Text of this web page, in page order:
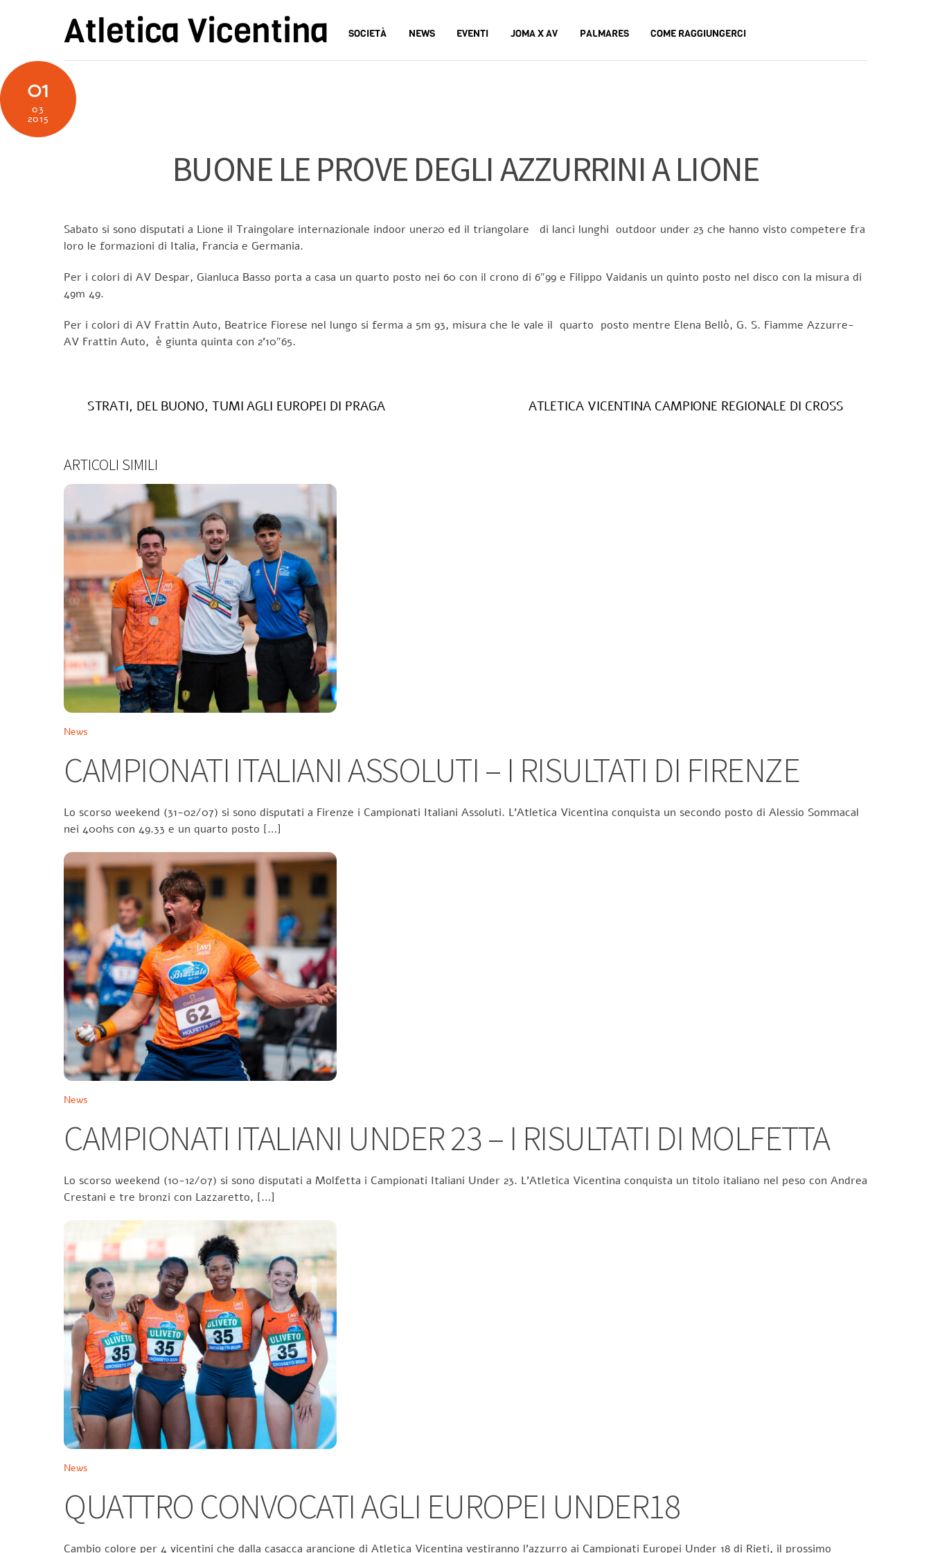
Atletica Vicentina SOCIETÀ NEWS EVENTI JOMA X AV PALMARES COME RAGGIUNGERCI
01
03
2015
BUONE LE PROVE DEGLI AZZURRINI A LIONE
Sabato si sono disputati a Lione il Traingolare internazionale indoor uner20 ed il triangolare di lanci lunghi outdoor under 23 che hanno visto competere fra
loro le formazioni di Italia, Francia e Germania.
Per i colori di AV Despar, Gianluca Basso porta a casa un quarto posto nei 60 con il crono di 6″99 e Filippo Vaidanis un quinto posto nel disco con la misura di
49m 49.
Per i colori di AV Frattin Auto, Beatrice Fiorese nel lungo si ferma a 5m 93, misura che le vale il quarto posto mentre Elena Bellò, G. S. Fiamme Azzurre-
AV Frattin Auto, è giunta quinta con 2’10″65.
STRATI, DEL BUONO, TUMI AGLI EUROPEI DI PRAGA ATLETICA VICENTINA CAMPIONE REGIONALE DI CROSS
ARTICOLI SIMILI
News
CAMPIONATI ITALIANI ASSOLUTI – I RISULTATI DI FIRENZE
Lo scorso weekend (31-02/07) si sono disputati a Firenze i Campionati Italiani Assoluti. L’Atletica Vicentina conquista un secondo posto di Alessio Sommacal
nei 400hs con 49.33 e un quarto posto […]
News
CAMPIONATI ITALIANI UNDER 23 – I RISULTATI DI MOLFETTA
Lo scorso weekend (10-12/07) si sono disputati a Molfetta i Campionati Italiani Under 23. L’Atletica Vicentina conquista un titolo italiano nel peso con Andrea
Crestani e tre bronzi con Lazzaretto, […]
News
QUATTRO CONVOCATI AGLI EUROPEI UNDER18
Cambio colore per 4 vicentini che dalla casacca arancione di Atletica Vicentina vestiranno l’azzurro ai Campionati Europei Under 18 di Rieti, il prossimo